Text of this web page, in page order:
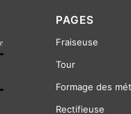
PAGES
Fraiseuse
Tour
Formage des
Rectifieuse